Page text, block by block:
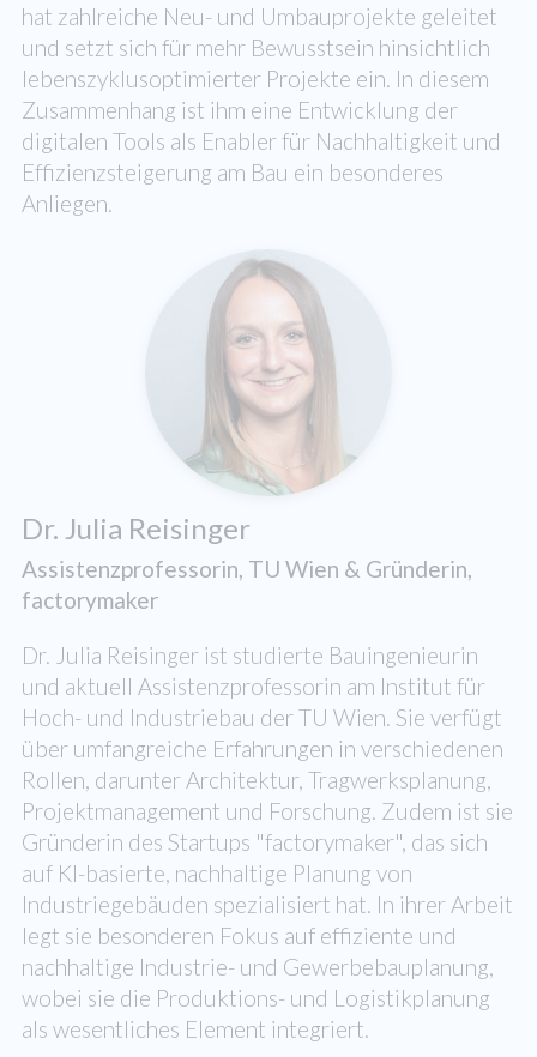
hat zahlreiche Neu- und Umbauprojekte geleitet
und setzt sich für mehr Bewusstsein hinsichtlich
lebenszyklusoptimierter Projekte ein. In diesem
Zusammenhang ist ihm eine Entwicklung der
digitalen Tools als Enabler für Nachhaltigkeit und
Effizienzsteigerung am Bau ein besonderes
Anliegen.
Dr. Julia Reisinger
Assistenzprofessorin, TU Wien & Gründerin,
factorymaker
Dr. Julia Reisinger ist studierte Bauingenieurin
und aktuell Assistenzprofessorin am Institut für
Hoch- und Industriebau der TU Wien. Sie verfügt
über umfangreiche Erfahrungen in verschiedenen
Rollen, darunter Architektur, Tragwerksplanung,
Projektmanagement und Forschung. Zudem ist sie
Gründerin des Startups "factorymaker", das sich
auf KI-basierte, nachhaltige Planung von
Industriegebäuden spezialisiert hat. In ihrer Arbeit
legt sie besonderen Fokus auf effiziente und
nachhaltige Industrie- und Gewerbebauplanung,
wobei sie die Produktions- und Logistikplanung
als wesentliches Element integriert.